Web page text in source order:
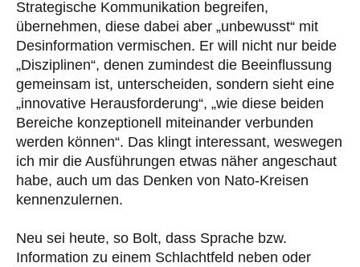
Strategische Kommunikation begreifen,
übernehmen, diese dabei aber „unbewusst“ mit
Desinformation vermischen. Er will nicht nur beide
„Disziplinen“, denen zumindest die Beeinflussung
gemeinsam ist, unterscheiden, sondern sieht eine
„innovative Herausforderung“, „wie diese beiden
Bereiche konzeptionell miteinander verbunden
werden können“. Das klingt interessant, weswegen
ich mir die Ausführungen etwas näher angeschaut
habe, auch um das Denken von Nato-Kreisen
kennenzulernen.
Neu sei heute, so Bolt, dass Sprache bzw.
Information zu einem Schlachtfeld neben oder